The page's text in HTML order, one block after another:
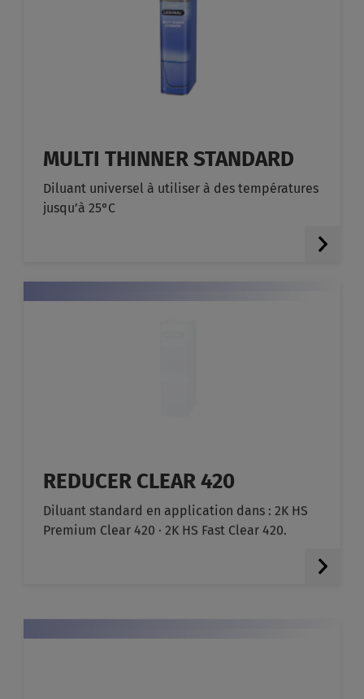
MULTI THINNER STANDARD
Diluant universel à utiliser à des températures
jusqu’à 25°C
REDUCER CLEAR 420
Diluant standard en application dans : 2K HS
Premium Clear 420 · 2K HS Fast Clear 420.